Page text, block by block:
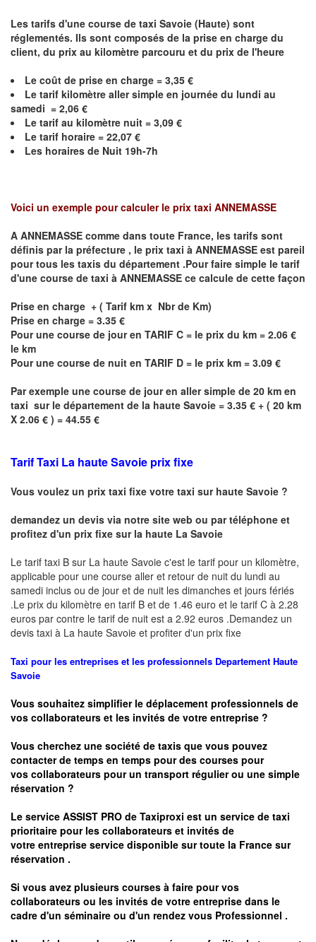
Les tarifs d'une course de taxi Savoie (Haute) sont
réglementés. Ils sont composés de la prise en charge du
client, du prix au kilomètre parcouru et du prix de l'heure
Le coût de prise en charge = 3,35 €
Le tarif kilomètre aller simple en journée du lundi au
samedi = 2,06 €
Le tarif au kilomètre nuit = 3,09 €
Le tarif horaire = 22,07 €
Les horaires de Nuit 19h-7h
Voici un exemple pour calculer le prix taxi ANNEMASSE
A ANNEMASSE comme dans toute France, les tarifs sont
définis par la préfecture , le prix taxi à ANNEMASSE est pareil
pour tous les taxis du département .Pour faire simple le tarif
d'une course de taxi à ANNEMASSE ce calcule de cette façon
Prise en charge + ( Tarif km x Nbr de Km)
Prise en charge = 3.35 €
Pour une course de jour en TARIF C = le prix du km = 2.06 €
le km
Pour une course de nuit en TARIF D = le prix km = 3.09 €
Par exemple une course de jour en aller simple de 20 km en
taxi sur le département de la haute Savoie = 3.35 € + ( 20 km
X 2.06 € ) = 44.55 €
Tarif Taxi La haute Savoie prix fixe
Vous voulez un prix taxi fixe votre taxi sur haute Savoie ?
demandez un devis via notre site web ou par téléphone et
profitez d'un prix fixe sur la haute La Savoie
Le tarif taxi B sur La haute Savoie c'est le tarif pour un kilomètre,
applicable pour une course aller et retour de nuit du lundi au
samedi inclus ou de jour et de nuit les dimanches et jours fériés
.Le prix du kilomètre en tarif B et de 1.46 euro et le tarif C à 2.28
euros par contre le tarif de nuit est a 2.92 euros .Demandez un
devis taxi à La haute Savoie et profiter d'un prix fixe
Taxi pour les entreprises et les professionnels Departement Haute
Savoie
Vous souhaitez simplifier le déplacement professionnels de
vos collaborateurs et les invités de votre entreprise ?
Vous cherchez une société de taxis que vous pouvez
contacter de temps en temps pour des courses pour
vos collaborateurs pour un transport régulierou une simple
réservation ?
Le service ASSIST PRO de Taxiproxi est un service de taxi
prioritaire pour les collaborateurs et invités de
votre entreprise service disponible sur toute la France sur
réservation .
Si vous avez plusieurs courses à faire pour vos
collaborateurs ou les invités de votre entreprise dans le
cadre d'un séminaire ou d'un rendez vous Professionnel .